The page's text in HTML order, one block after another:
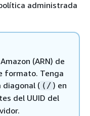
administrada
(ARN) de
formato. Tenga
diagonal ( (/ ) en
del UUID del